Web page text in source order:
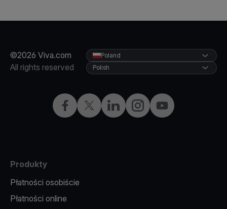
©2026 Viva.com
All rights reserved
Facebook
X LinkedInInstagramYouTube
Poland
Polish
Produkty
Płatności osobiście
Płatności online